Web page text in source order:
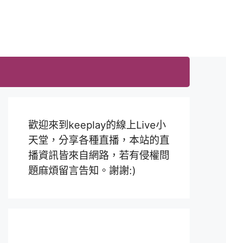
歡迎來到keeplay的線上Live小
天堂，分享各種直播，本站的直
播資訊皆來自網路，若有侵權問
題麻煩留言告知。謝謝:)